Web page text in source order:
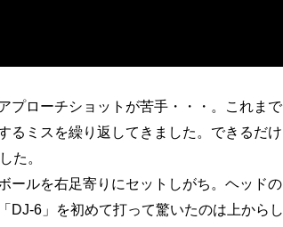
プローチショットが苦手・・・。これまで
るミスを繰り返してきました。できるだけ
た。
ールを右足寄りにセットしがち。ヘッドの
DJ-6」を初めて打って驚いたのは上からし